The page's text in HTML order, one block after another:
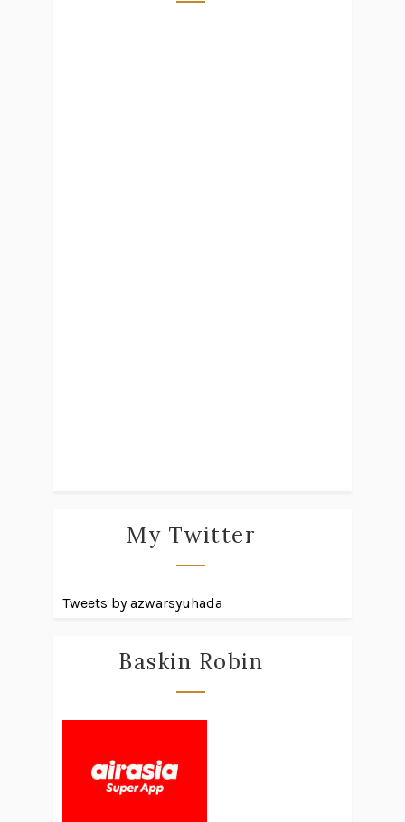
My Twitter
Tweets by azwarsyuhada
Baskin Robin